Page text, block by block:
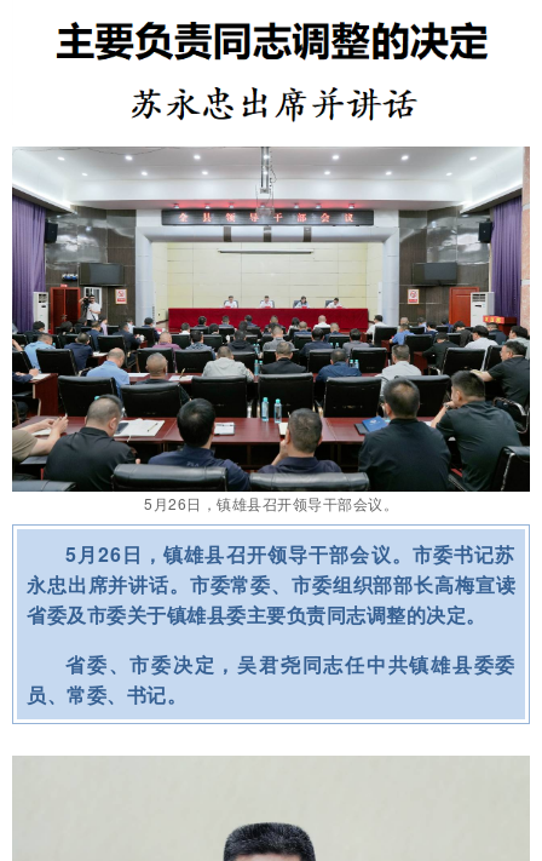
5月26日，镇雄县召开领导干部会议。
5月26日，镇雄县召开领导干部会议。市委书记苏
永忠出席并讲话。市委常委、市委组织部部长高梅宣读
省委及市委关于镇雄县委主要负责同志调整的决定。
省委、市委决定，吴君尧同志任中共镇雄县委委
员、常委、书记。